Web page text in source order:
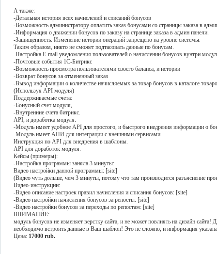
А также:
-Детальная история всех начислений и списаний бонусов
-Возможность администратору оплатить заказ бонусами со страницы заказа в
-Информация о движении бонусов по заказу на странице заказа в админ панели.
-Защищённость. Изменение истории операций запрещено на уровне системы.
Таким образом, никто не сможет подтасовать данные по бонусам.
-Настройка E-mail уведомления пользователей о начислении бонусов вунтри
-Почтовые события 1С-Битрикс
-Возможность просмотра пользователями своего баланса, и истории
-Возврат бонусов за отмененный заказ
-Вывод информации о количестве начисляемых за товар бонусов в каталоге
(Используя API модуля)
Поддерживаемые счета:
-Бонусный счет модуля,
-Внутренние счета битрикс.
API, и доработка модуля:
-Модуль имеет удобное API для простого, и быстрого внедрения информации о
-Модуль имеет АПИ для интеграции с внешними сервисами.
Инструкция по API для внедрения в шаблоны.
API для доработок модуля.
Кейсы (примеры):
-Настройка программы заняла 3 минуты:
Видео настройки данной программы: [site]
(Видео чуть дольше, чем 3 минуты, потому что там производится разъяснение
Видео-инструкции:
-Видео описание настроек правил начисления и списания бонусов: [site]
-Видео настройки начисления бонусов за репосты: [site]
-Видео настройки бонусов за переходы по репостам: [site]
ВНИМАНИЕ:
модуль бонусов не изменяет верстку сайта, и не может повлиять на дизайн
необходимо встроить данные в Ваш шаблон! Это не сложно, и информация
Цена: 17000 rub.